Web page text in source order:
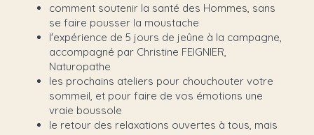
comment soutenir la santé des Hommes, sans
se faire pousser la moustache
l'expérience de 5 jours de jeûne à la campagne,
accompagné par Christine FEIGNIER,
Naturopathe
les prochains ateliers pour chouchouter votre
sommeil, et pour faire de vos émotions une
vraie boussole
le retour des relaxations ouvertes à tous, mais